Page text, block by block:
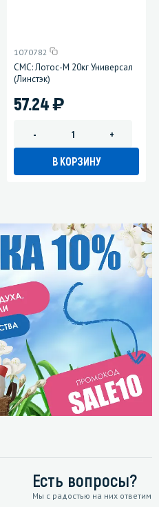
1070782
СМС: Лотос-М 20кг Универсал
(Линстэк)
57.24)
- +
В КОРЗИНУ
Есть вопросы?
Мы с радостью на них ответим